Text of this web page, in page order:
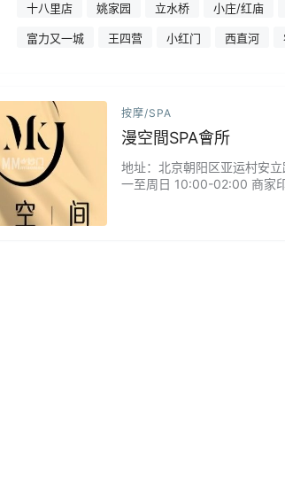
十八里店 姚家园 立水桥 小庄/红庙
富力又一城 王四营 小红门 西直河
按摩/SPA
漫空間SPA會所
地址：北京朝阳区亚运村安
一至周日 10:00-02:00 商家